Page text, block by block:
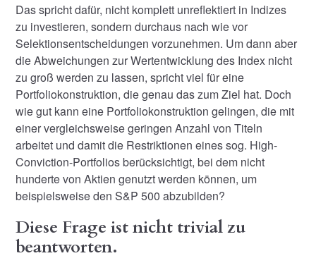
Das spricht dafür, nicht komplett unreflektiert in Indizes
zu investieren, sondern durchaus nach wie vor
Selektionsentscheidungen vorzunehmen. Um dann aber
die Abweichungen zur Wertentwicklung des Index nicht
zu groß werden zu lassen, spricht viel für eine
Portfoliokonstruktion, die genau das zum Ziel hat. Doch
wie gut kann eine Portfoliokonstruktion gelingen, die mit
einer vergleichsweise geringen Anzahl von Titeln
arbeitet und damit die Restriktionen eines sog. High-
Conviction-Portfolios berücksichtigt, bei dem nicht
hunderte von Aktien genutzt werden können, um
beispielsweise den S&P 500 abzubilden?
Diese Frage ist nicht trivial zu
beantworten.